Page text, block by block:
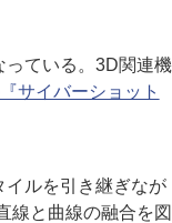
ている。3D関連機
サイバーショット
ルを引き継ぎなが
線と曲線の融合を図